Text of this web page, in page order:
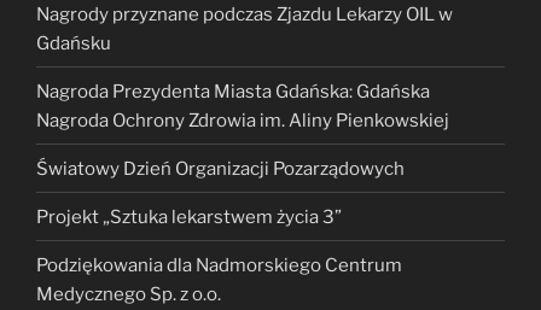
Nagrody przyznane podczas Zjazdu Lekarzy OIL w
Gdańsku
Nagroda Prezydenta Miasta Gdańska: Gdańska
Nagroda Ochrony Zdrowia im. Aliny Pienkowskiej
Światowy Dzień Organizacji Pozarządowych
Projekt „Sztuka lekarstwem życia 3”
Podziękowania dla Nadmorskiego Centrum
Medycznego Sp. z o.o.